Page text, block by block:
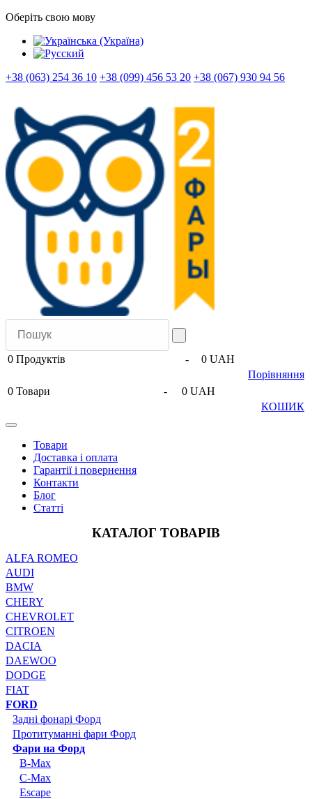
Оберіть свою мову
+38 (063) 254 36 10 +38 (099) 456 53 20 +38 (067) 930 94 56
0 Продуктів -
0 UAH
Порівняння
0 Товари -
0 UAH
КОШИК
Товари
Доставка і оплата
Гарантії і повернення
Контакти
Блог
Статті
КАТАЛОГ ТОВАРІВ
ALFA ROMEO
AUDI
BMW
CHERY
CHEVROLET
CITROEN
DACIA
DAEWOO
DODGE
FIAT
FORD
Задні фонарі Форд
Протитуманні фари Форд
Фари на Форд
B-Max
C-Max
Escape